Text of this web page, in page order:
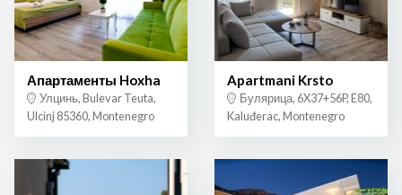
Апартаменты Hoxha
Улцинь, Bulevar Teuta,
Ulcinj 85360, Montenegro
Apartmani Krsto
Булярица, 6X37+56P, E80,
Kaluđerac, Montenegro